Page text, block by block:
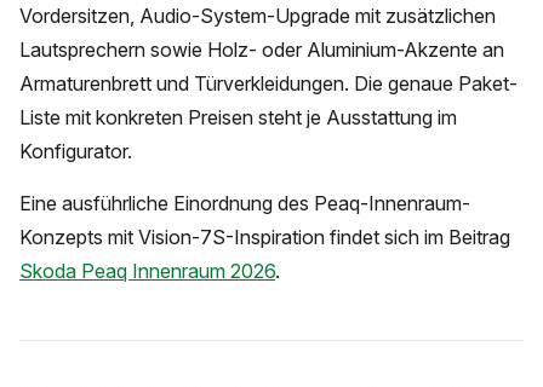
Vordersitzen, Audio-System-Upgrade mit zusätzlichen
Lautsprechern sowie Holz- oder Aluminium-Akzente an
Armaturenbrett und Türverkleidungen. Die genaue Paket-
Liste mit konkreten Preisen steht je Ausstattung im
Konfigurator.
Eine ausführliche Einordnung des Peaq-Innenraum-
Konzepts mit Vision-7S-Inspiration findet sich im Beitrag
Skoda Peaq Innenraum 2026.